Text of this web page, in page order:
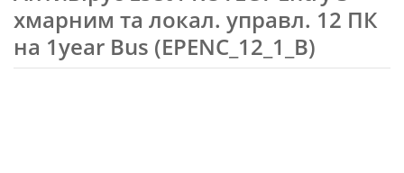
хмарним та локал. управл. 12 ПК
на 1year Bus (EPENC_12_1_B)